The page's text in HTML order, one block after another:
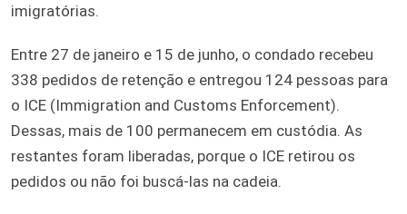
imigratórias.
Entre 27 de janeiro e 15 de junho, o condado recebeu
338 pedidos de retenção e entregou 124 pessoas para
o ICE (Immigration and Customs Enforcement).
Dessas, mais de 100 permanecem em custódia. As
restantes foram liberadas, porque o ICE retirou os
pedidos ou não foi buscá-las na cadeia.